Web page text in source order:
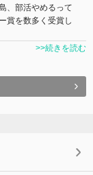
、部活やめるって
賞を数多く受賞し
>>続きを読む